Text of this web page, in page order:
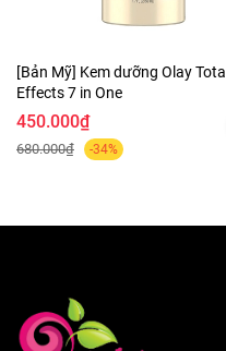
[Bản Mỹ] Kem dưỡng Olay Total
Effects 7 in One
450.000₫
680.000₫ -34%